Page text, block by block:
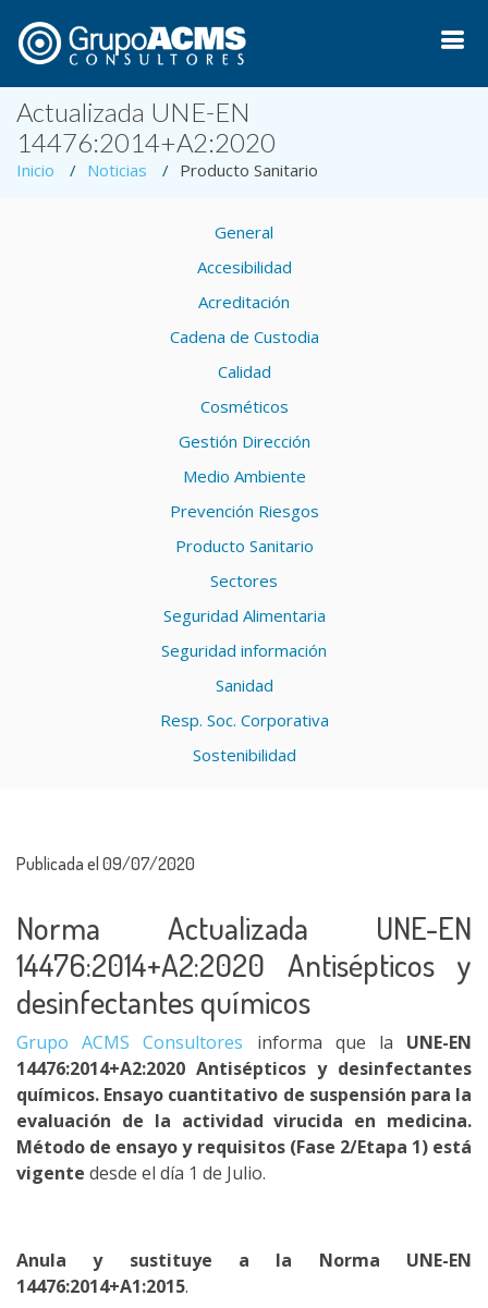
Actualizada UNE-EN
14476:2014+A2:2020
Inicio Noticias Producto Sanitario
General
Accesibilidad
Acreditación
Cadena de Custodia
Calidad
Cosméticos
Gestión Dirección
Medio Ambiente
Prevención Riesgos
Producto Sanitario
Sectores
Seguridad Alimentaria
Seguridad información
Sanidad
Resp. Soc. Corporativa
Sostenibilidad
Publicada el 09/07/2020
Norma Actualizada UNE-EN
14476:2014+A2:2020 Antisépticos y
desinfectantes químicos
Grupo ACMS Consultores informa que la UNE-EN
14476:2014+A2:2020 Antisépticos y desinfectantes
químicos. Ensayo cuantitativo de suspensión para la
evaluación de la actividad virucida en medicina.
Método de ensayo y requisitos (Fase 2/Etapa 1) está
vigente desde el día 1 de Julio.
Anula y sustituye a la Norma UNE-EN
14476:2014+A1:2015.